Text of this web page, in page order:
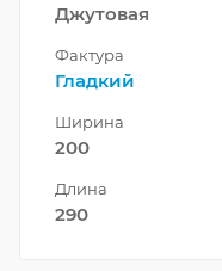
Джутовая
Фактура
Гладкий
Ширина
200
Длина
290